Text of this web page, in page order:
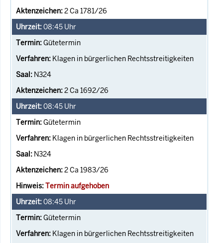
2 Ca 1781/26
08:45 Uhr
Gütetermin
Klagen in bürgerlichen Rechtsstreitigkeiten
N324
2 Ca 1692/26
08:45 Uhr
Gütetermin
Klagen in bürgerlichen Rechtsstreitigkeiten
N324
2 Ca 1983/26
Termin aufgehoben
08:45 Uhr
Gütetermin
Klagen in bürgerlichen Rechtsstreitigkeiten